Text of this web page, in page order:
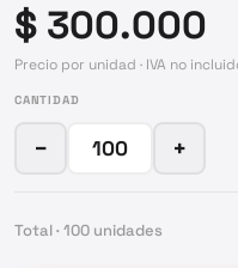
$ 300.000
Precio por unidad · IVA no
CANTIDAD
− +
Total · 100 unidades